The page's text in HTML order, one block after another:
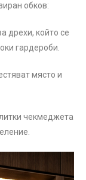
обков:
дрехи, който се
гардероби.
място и
чекмеджета